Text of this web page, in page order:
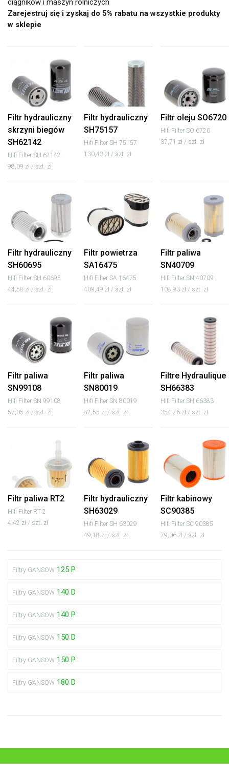
ciągników i maszyn rolniczych
Zarejestruj się i zyskaj do 5% rabatu na wszystkie produkty
w sklepie
Filtr hydrauliczny
skrzyni biegów
SH62142
Hifi Filter SH 62142
98,09 zł / szt. zł
Filtr hydrauliczny
SH75157
Hifi Filter SH 75157
130,43 zł / szt. zł
Filtr oleju SO6720
Hifi Filter SO 6720
37,71 zł / szt. zł
Filtr hydrauliczny
SH60695
Hifi Filter SH 60695
44,58 zł / szt. zł
Filtr powietrza
SA16475
Hifi Filter SA 16475
409,49 zł / szt. zł
Filtr paliwa
SN40709
Hifi Filter SN 40709
108,93 zł / szt. zł
Filtr paliwa
SN99108
Hifi Filter SN 99108
57,05 zł / szt. zł
Filtr paliwa
SN80019
Hifi Filter SN 80019
82,55 zł / szt. zł
Filtre Hydraulique
SH66383
Hifi Filter SH 66383
354,26 zł / szt. zł
Filtr paliwa RT2
Hifi Filter RT 2
4,42 zł / szt. zł
Filtr hydrauliczny
SH63029
Hifi Filter SH 63029
49,18 zł / szt. zł
Filtr kabinowy
SC90385
Hifi Filter SC 90385
79,06 zł / szt. zł
Filtry GANSOW 125 P
Filtry GANSOW 140 D
Filtry GANSOW 140 P
Filtry GANSOW 150 D
Filtry GANSOW 150 P
Filtry GANSOW 180 D